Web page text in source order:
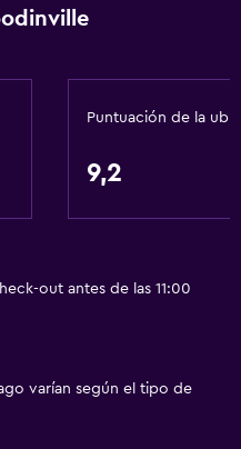
Puntuación de la
9,2
out antes de las 11:00
varían según el tipo de